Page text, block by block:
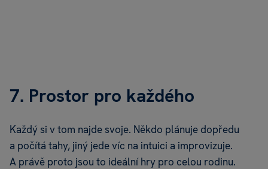
7. Prostor pro každého
Každý si v tom najde svoje. Někdo plánuje dopředu
a počítá tahy, jiný jede víc na intuici a improvizuje.
A právě proto jsou to ideální hry pro celou rodinu.